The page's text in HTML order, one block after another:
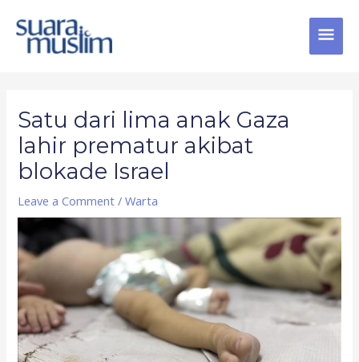
content
Satu dari lima anak Gaza
lahir prematur akibat
blokade Israel
Leave a Comment /Warta